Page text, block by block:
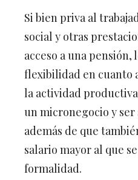
Si bien priva al
social y otras
acceso a una
flexibilidad en cuanto
la actividad
un micronegocio y
además de que
salario mayor al que
formalidad.